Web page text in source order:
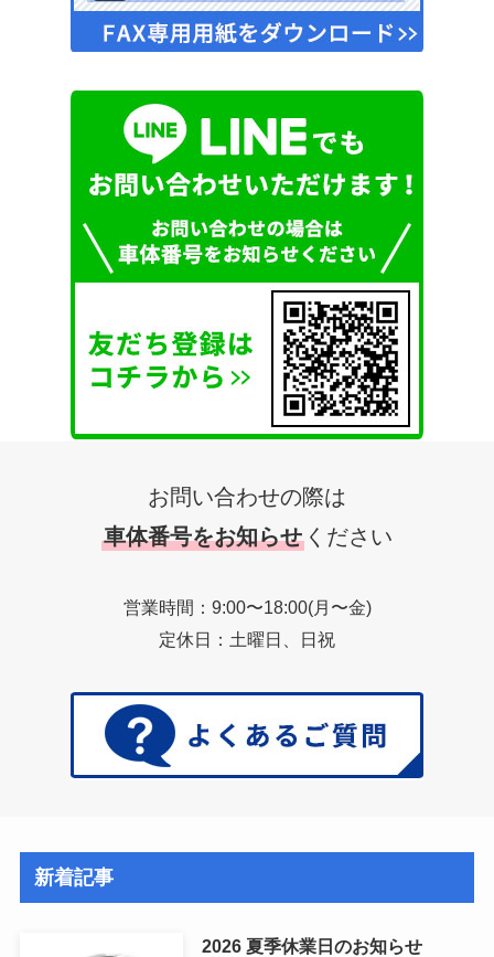
お問い合わせの際は
車体番号をお知らせ ください
営業時間：9:00〜18:00(月〜金)
定休日：土曜日、日祝
新着記事
2026 夏季休業日のお知らせ